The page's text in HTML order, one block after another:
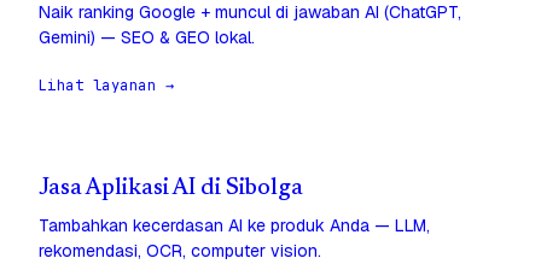
Naik ranking Google + muncul di jawaban AI (ChatGPT,
Gemini) — SEO & GEO lokal.
Lihat layanan →
Jasa Aplikasi AI di Sibolga
Tambahkan kecerdasan AI ke produk Anda — LLM,
rekomendasi, OCR, computer vision.